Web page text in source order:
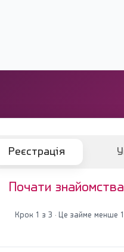
Реєстрація
Почати
Крок 1 з 3 · Це займе менше